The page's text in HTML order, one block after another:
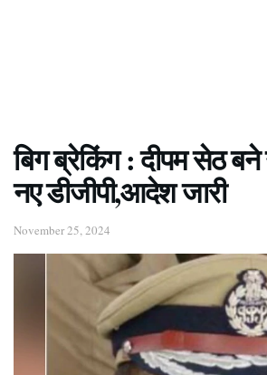
बिग ब्रेकिंग : दीपम सेठ
नए डीजीपी,आदेश जारी
November 25, 2024